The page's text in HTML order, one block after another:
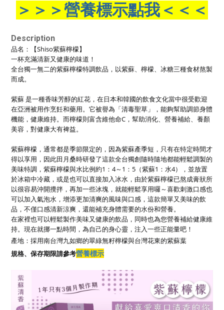
＞＞＞營養標示點我＜＜＜
Description
品名：
【Shiso紫蘇檸檬】
一杯充滿清新又健康的味道！
全台獨一無二的紫蘇檸檬特調飲品， 以紫蘇、檸檬、冰糖三種食材熬製
而成。
紫蘇 是一種香味芳醇的紅花，在日本和韓國的飲食文化當中很受歡迎
在亞洲被用作烹飪和藥用。它被譽為「清毒聖草」，能夠幫助調節身體
機能，健康維持。而檸檬則富含維他命C，幫助消化、營養補給、養顏
美容，對健康大有裨益。
紫蘇檸檬，通常都是季節限定的，因為紫蘇產季短，只有在特定時間才
得以享用，因此田月桑時研發了這款全台獨創隨時隨地都能輕鬆調製的
美味特調，紫蘇檸檬與水比例約1：4～1：5（紫蘇1：水4），並放置
於冰箱中冷藏，或是也可以直接加入冰水，由於紫蘇檸檬已熬成膏狀所
以很容易沖開攪拌，再加一些冰塊，就能輕鬆享用囉～喜歡刺激口感也
可以加入氣泡水，增添更加清爽的風味與口感，這款簡單又美味的飲
品，不僅口感清新涼爽，還能補充身體需要的水份和營養。
在家裡也可以輕鬆製作美味又健康的飲品，同時也為您營養補給健康維
持。現在就挪一點時間，為自己的身心靈，注入一些正能量吧！
產地： 採用南台灣九如鄉的翠綠無籽檸檬與台灣花東的紫蘇葉
規格、保存期限請參考營養標示